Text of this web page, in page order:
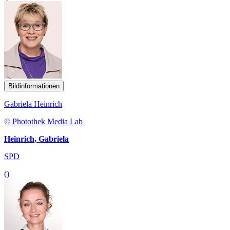
Bildinformationen
Gabriela Heinrich
© Photothek Media Lab
Heinrich, Gabriela
SPD
()